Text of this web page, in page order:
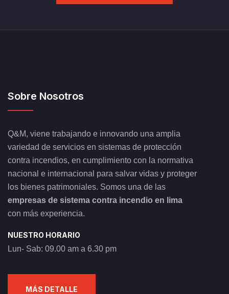
Sobre Nosotros
Q&M, viene trabajando e innovando una amplia
variedad de servicios en sistemas de protección
contra incendios, en cumplimiento con la normativa
nacional e internacional para salvar vidas y proteger
los bienes patrimoniales. Somos una de las
empresas de sistema contra incendio en lima
con más experiencia.
NUESTRO HORARIO
Lun- Sab: 09.00 am a 6.30 pm
MÁS DETALLE